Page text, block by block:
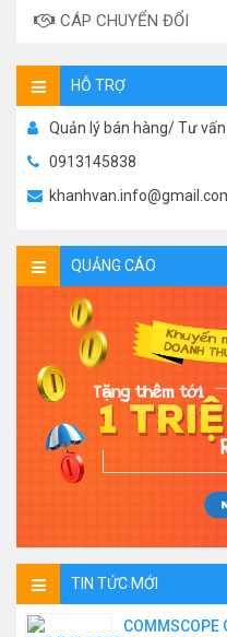
CÁP CHUYỂN ĐỔI
HỖ TRỢ
Quản lý bán hàng/ Tư
0913145838
QUẢNG CÁO
TIN TỨC MỚI
COMMSCOPE